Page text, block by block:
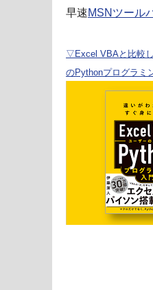
早速MSNツール
▽Excel VBAと比較
のPythonプログラミ